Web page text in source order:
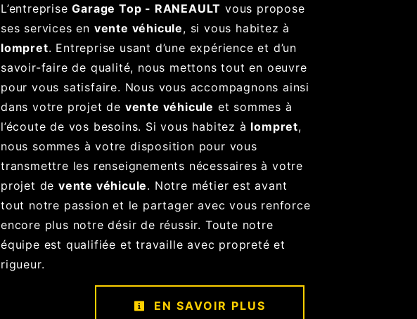
L’entrepriseGarage Top - RANEAULT vous propose
ses services en vente véhicule, si vous habitez à
lompret. Entreprise usant d’une expérience et d’un
savoir-faire de qualité, nous mettons tout en oeuvre
pour vous satisfaire. Nous vous accompagnons ainsi
dans votre projet de vente véhicule et sommes à
l’écoute de vos besoins. Si vous habitez à lompret,
nous sommes à votre disposition pour vous
transmettre les renseignements nécessaires à votre
projet devente véhicule. Notre métier est avant
tout notre passion et le partager avec vous renforce
encore plus notre désir de réussir. Toute notre
équipe est qualifiée et travaille avec propreté et
rigueur.
EN SAVOIR PLUS